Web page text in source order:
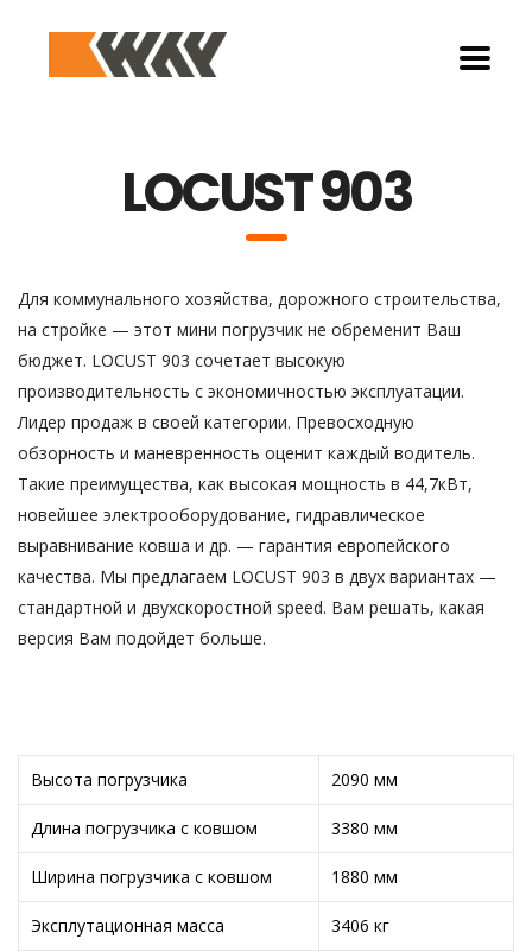
LOCUST 903
Для коммунального хозяйства, дорожного строительства,
на стройке — этот мини погрузчик не обременит Ваш
бюджет. LOCUST 903 сочетает высокую
производительность с экономичностью эксплуатации.
Лидер продаж в своей категории. Превосходную
обзорность и маневренность оценит каждый водитель.
Такие преимущества, как высокая мощность в 44,7кВт,
новейшее электрооборудование, гидравлическое
выравнивание ковша и др. — гарантия европейского
качества. Мы предлагаем LOCUST 903 в двух вариантах —
стандартной и двухскоростной speed. Вам решать, какая
версия Вам подойдет больше.
Высота погрузчика 2090 мм
Длина погрузчика с ковшом 3380 мм
Ширина погрузчика с ковшом 1880 мм
Эксплутационная масса 3406 кг